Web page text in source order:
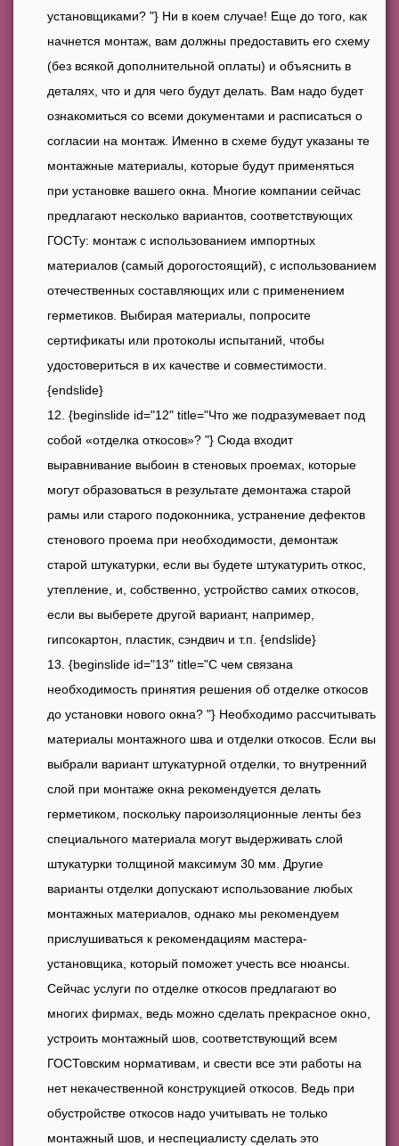
установщиками? "} Ни в коем случае! Еще до того, как
начнется монтаж, вам должны предоставить его схему
(без всякой дополнительной оплаты) и объяснить в
деталях, что и для чего будут делать. Вам надо будет
ознакомиться со всеми документами и расписаться о
согласии на монтаж. Именно в схеме будут указаны те
монтажные материалы, которые будут применяться
при установке вашего окна. Многие компании сейчас
предлагают несколько вариантов, соответствующих
ГОСТу: монтаж с использованием импортных
материалов (самый дорогостоящий), с использованием
отечественных составляющих или с применением
герметиков. Выбирая материалы, попросите
сертификаты или протоколы испытаний, чтобы
удостовериться в их качестве и совместимости.
{endslide}
{beginslide id="12" title="Что же подразумевает под
собой «отделка откосов»? "} Сюда входит
выравнивание выбоин в стеновых проемах, которые
могут образоваться в результате демонтажа старой
рамы или старого подоконника, устранение дефектов
стенового проема при необходимости, демонтаж
старой штукатурки, если вы будете штукатурить откос,
утепление, и, собственно, устройство самих откосов,
если вы выберете другой вариант, например,
гипсокартон, пластик, сэндвич и т.п. {endslide}
{beginslide id="13" title="С чем связана
необходимость принятия решения об отделке откосов
до установки нового окна? "} Необходимо рассчитывать
материалы монтажного шва и отделки откосов. Если вы
выбрали вариант штукатурной отделки, то внутренний
слой при монтаже окна рекомендуется делать
герметиком, поскольку пароизоляционные ленты без
специального материала могут выдерживать слой
штукатурки толщиной максимум 30 мм. Другие
варианты отделки допускают использование любых
монтажных материалов, однако мы рекомендуем
прислушиваться к рекомендациям мастера-
установщика, который поможет учесть все нюансы.
Сейчас услуги по отделке откосов предлагают во
многих фирмах, ведь можно сделать прекрасное окно,
устроить монтажный шов, соответствующий всем
ГОСТовским нормативам, и свести все эти работы на
нет некачественной конструкцией откосов. Ведь при
обустройстве откосов надо учитывать не только
монтажный шов, и неспециалисту сделать это